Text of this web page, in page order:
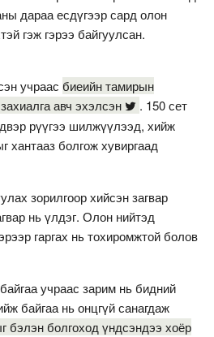
дараа есдүгээр сард олон
гэж гэрээ байгуулсан.
учраас биеийн тамирын
авч эхэлсэн
. 150 сет
рүүгээ шилжүүлээд, хийж
хантааз болгож хувиргаад
зорилгоор хийсэн загвар
нь үлдэг. Олон нийтэд
гаргах нь тохиромжтой болов
учраас зарим нь бидний
байгаа нь онцгүй санагдаж
бэлэн болгоход үндсэндээ хоёр